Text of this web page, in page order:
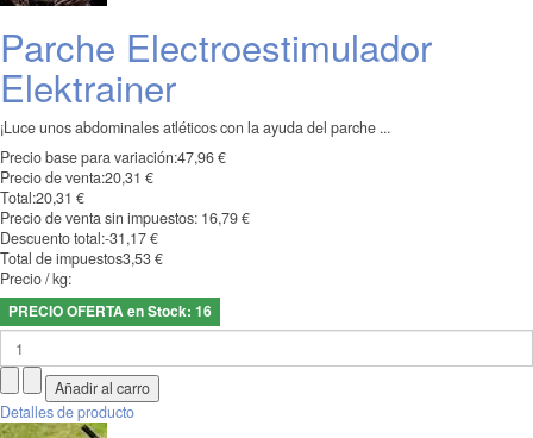
Parche Electroestimulador
Elektrainer
¡Luce unos abdominales atléticos con la ayuda del parche ...
Precio base para variación:47,96 €
Precio de venta:20,31 €
Total:20,31 €
Precio de venta sin impuestos: 16,79 €
Descuento total:-31,17 €
Total de impuestos3,53 €
Precio / kg:
PRECIO OFERTA en Stock: 16
Detalles de producto